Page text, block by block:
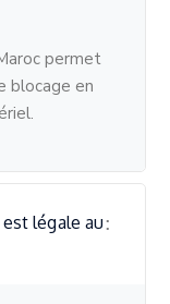
permet
blocage en
légale au